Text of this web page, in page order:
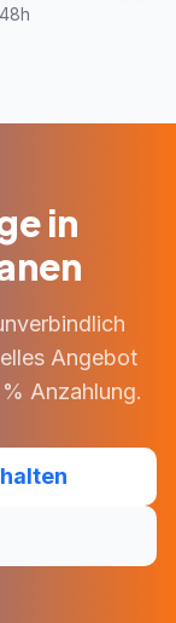
in
Angebot
Anzahlung.